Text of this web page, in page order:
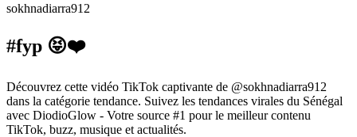
sokhnadiarra912
#fyp 😝❤️
Découvrez cette vidéo TikTok captivante de @sokhnadiarra912
dans la catégorie tendance. Suivez les tendances virales du Sénégal
avec DiodioGlow - Votre source #1 pour le meilleur contenu
TikTok, buzz, musique et actualités.